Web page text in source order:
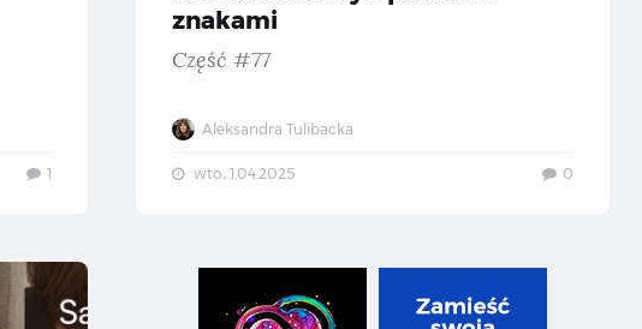
1
znakami
Część #77
Aleksandra Tulibacka
wto., 1.04.2025 0
10 świetnych darmowych fontów bezszeryfowych — Kroje geometryczne i humanistyczne idealne